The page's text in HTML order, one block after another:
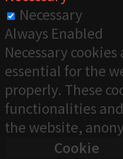
Necessary
Always Enabled
Necessary
essential for the
properly. These
functionalities
the website,
Cookie